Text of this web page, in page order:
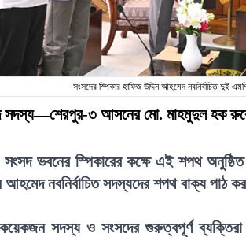
সংসদের স্পিকার হাফিজ উদ্দিন আহমেদ নবনির্বাচিত দুই
সদস্য—শেরপুর-৩ আসনের মো. মাহমুদুল হক
সংসদ ভবনের স্পিকারের কক্ষে এই শপথ
আহমেদ নবনির্বাচিত সদস্যদের শপথ বাক্য পাঠ
সদস্য ও সংসদের গুরুত্বপূর্ণ ব্যক্তিরা